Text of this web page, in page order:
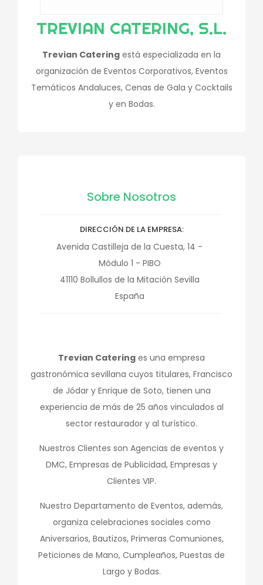
TREVIAN CATERING, S.L.
Trevian Catering está especializada en la
organización de Eventos Corporativos, Eventos
Temáticos Andaluces, Cenas de Gala y Cocktails
y en Bodas.
Sobre Nosotros
DIRECCIÓN DE LA EMPRESA
Avenida Castilleja de la Cuesta, 14 -
Módulo 1 - PIBO
41110 Bollullos de la Mitación Sevilla
España
Trevian Catering es una empresa
gastronómica sevillana cuyos titulares, Francisco
de Jódar y Enrique de Soto, tienen una
experiencia de más de 25 años vinculados al
sector restaurador y al turístico.
Nuestros Clientes son Agencias de eventos y
DMC, Empresas de Publicidad, Empresas y
Clientes VIP.
Nuestro Departamento de Eventos, además,
organiza celebraciones sociales como
Aniversarios, Bautizos, Primeras Comuniones,
Peticiones de Mano, Cumpleaños, Puestas de
Largo y Bodas.